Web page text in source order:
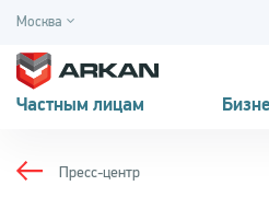
Москва
Частным лицам
Пресс-центр